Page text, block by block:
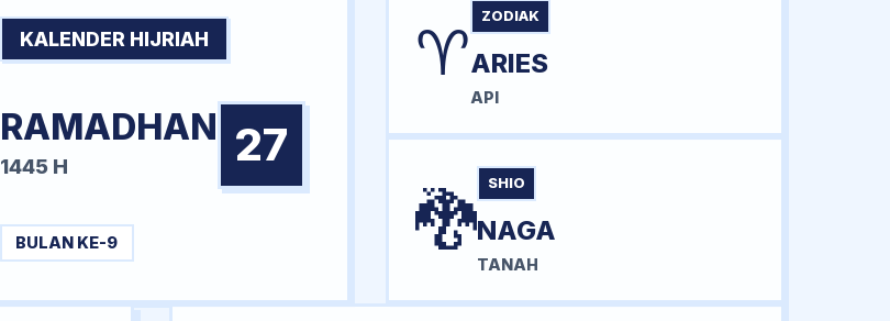
KALENDER HIJRIAH
RAMADHAN
1445 H 27
BULAN KE-9
♈ ZODIAK
ARIES
API
🐉 SHIO
NAGA
TANAH